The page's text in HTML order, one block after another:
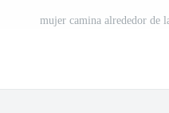
mujer camina alrededor de